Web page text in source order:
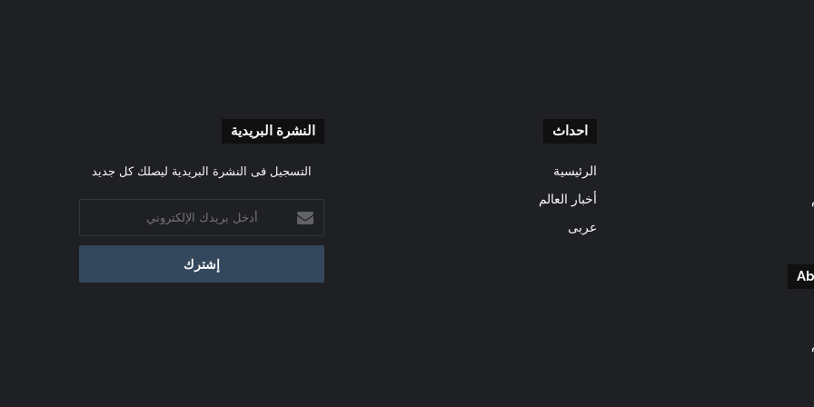
احداث
الرئيسية
أخبار العالم
عربى
النشرة البريدية
التسجيل فى النشرة البريدية ليصلك كل جديد
بريدك
الإلكتروني